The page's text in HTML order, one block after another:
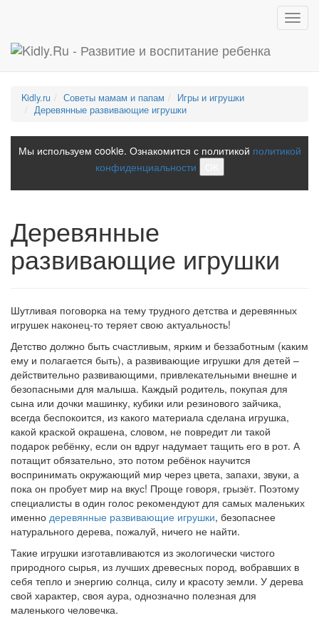
Kidly.ru Советы мамам и папам
Игры и игрушки
Деревянные развивающие игрушки
Мы используем cookie. Ознакомится с политикой политикой
конфиденциальности
Деревянные
развивающие игрушки
Шутливая поговорка на тему трудного детства и деревянных
игрушек наконец-то теряет свою актуальность!
Детство должно быть счастливым, ярким и беззаботным (каким
ему и полагается быть), а развивающие игрушки для детей –
действительно развивающими, привлекательными внешне и
безопасными для малыша. Каждый родитель, покупая для
сына или дочки машинку, кубики или резинового зайчика,
всегда беспокоится, из какого материала сделана игрушка,
какой краской окрашена, словом, не повредит ли такой
подарок ребёнку, если он вдруг надумает тащить его в рот. А
потащит обязательно, это потом ребёнок научится
воспринимать окружающий мир через цвета, запахи, звуки, а
пока он пробует мир на вкус! Проще говоря, грызёт. Поэтому
специалисты в один голос рекомендуют для самых маленьких
именно деревянные развивающие игрушки, безопаснее
натурального дерева, пожалуй, ничего не найти.
Такие игрушки изготавливаются из экологически чистого
природного сырья, из лучших древесных пород, вобравших в
себя тепло и энергию солнца, силу и красоту земли. У дерева
свой характер, своя аура, однозначно полезная для
маленького человечка.